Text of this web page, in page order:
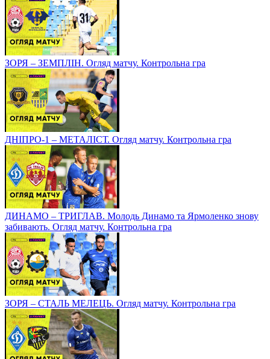
ЗОРЯ – ЗЕМПЛІН. Огляд матчу. Контрольна гра
ДНІПРО-1 – МЕТАЛІСТ. Огляд матчу. Контрольна гра
ДИНАМО – ТРИГЛАВ. Молодь Динамо та Ярмоленко знову
забивають. Огляд матчу. Контрольна гра
ЗОРЯ – СТАЛЬ МЕЛЕЦЬ. Огляд матчу. Контрольна гра